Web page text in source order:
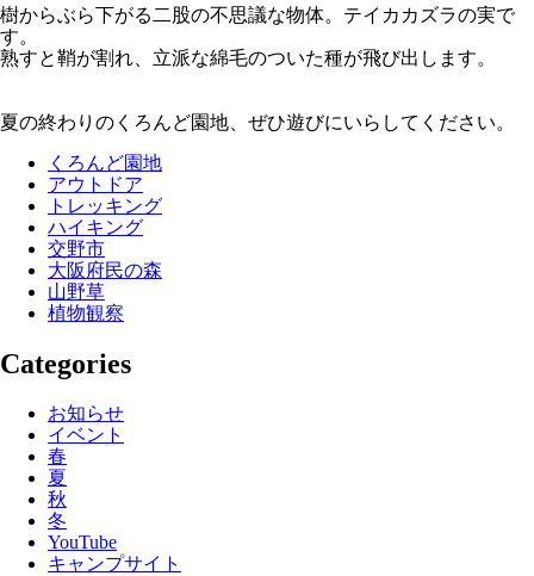
樹からぶら下がる二股の不思議な物体。テイカカズラの実で
す。
熟すと鞘が割れ、立派な綿毛のついた種が飛び出します。
夏の終わりのくろんど園地、ぜひ遊びにいらしてください。
くろんど園地
アウトドア
トレッキング
ハイキング
交野市
大阪府民の森
山野草
植物観察
Categories
お知らせ
イベント
春
夏
秋
冬
YouTube
キャンプサイト